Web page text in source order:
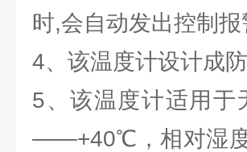
时,会自动发出控制报
4、该温度计设计成
5、该温度计适用
——+40℃，相对湿